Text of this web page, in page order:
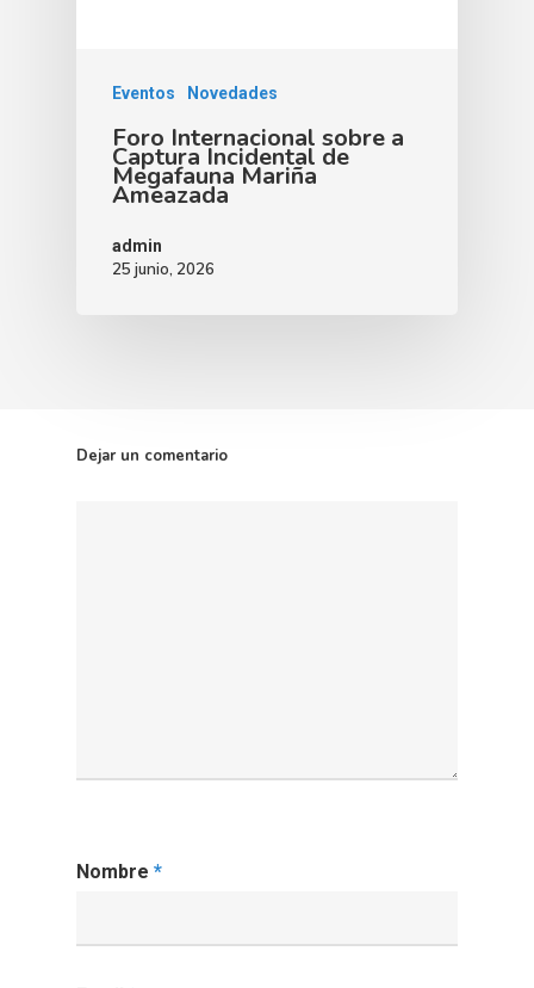
Eventos Novedades
Foro Internacional sobre a
Captura Incidental de
Megafauna Mariña
Ameazada
admin
25 junio, 2026
Dejar un comentario
Nombre *